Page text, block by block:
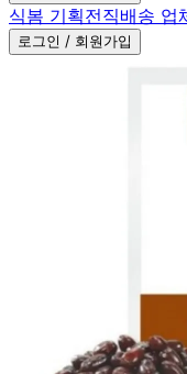
식봄 기획전직배송 업
로그인 / 회원가입